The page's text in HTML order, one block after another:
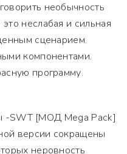
необычность
неслабая и сильная
сценарием.
компонентами.
программу.
-SWT [МОД Mega Pack]
версии сокращены
неровность